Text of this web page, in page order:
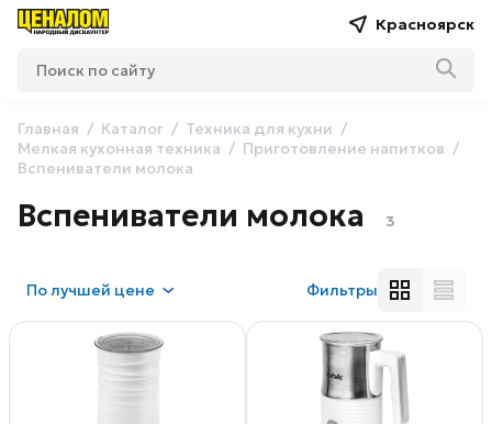
Красноярск
Главная Каталог
Техника для кухни
Мелкая кухонная техника
Приготовление напитков
Вспениватели молока
Вспениватели молока 3
Получшей цене Фильтры